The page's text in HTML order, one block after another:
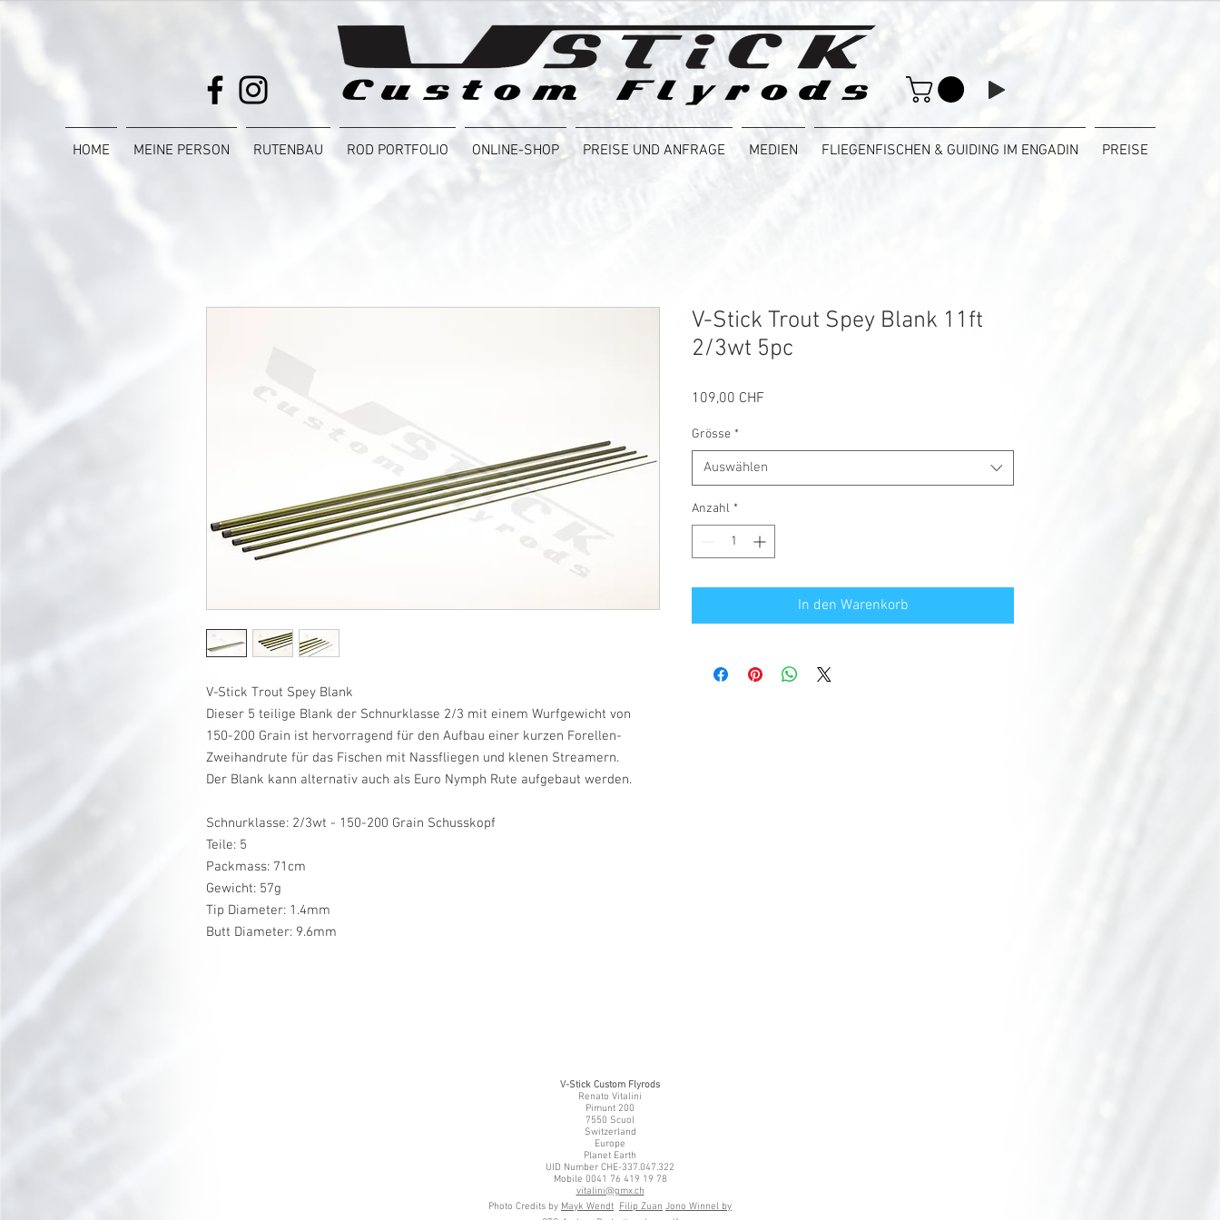
HOME MEINE PERSON RUTENBAU ROD PORTFOLIO ONLINE-SHOP PREISE UND ANFRAGE MEDIEN FLIEGENFISCHEN & GUIDING IM ENGADIN PREISE
V-Stick Trout Spey Blank
Dieser 5 teilige Blank der Schnurklasse 2/3 mit einem Wurfgewicht von
150-200 Grain ist hervorragend für den Aufbau einer kurzen Forellen-
Zweihandrute für das Fischen mit Nassfliegen und klenen Streamern.
Der Blank kann alternativ auch als Euro Nymph Rute aufgebaut werden.
Schnurklasse: 2/3wt - 150-200 Grain Schusskopf
Teile: 5
Packmass: 71cm
Gewicht: 57g
Tip Diameter: 1.4mm
Butt Diameter: 9.6mm
V-Stick Trout Spey Blank 11ft
2/3wt 5pc
109,00 CHF
Grösse *
Auswählen
Anzahl *
In den Warenkorb
V-Stick Custom Flyrods
Renato Vitalini
Pimunt 200
7550 Scuol
Switzerland
Europe
Planet Earth
UID Number CHE-337.047.322
Mobile 0041 76 419 19 78
vitalini@gmx.ch
Photo Credits by Mayk Wendt Filip Zuan Jono Winnel by